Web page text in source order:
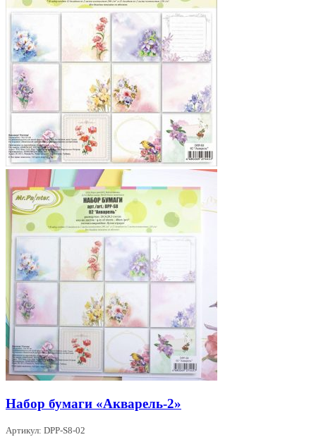
Набор бумаги «Акварель-2»
Артикул: DPP-S8-02